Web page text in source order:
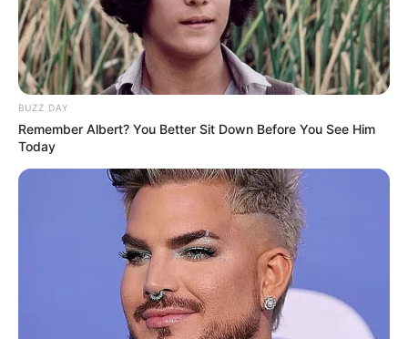
BUZZ DAY
Remember Albert? You Better Sit Down Before You See Him
Today